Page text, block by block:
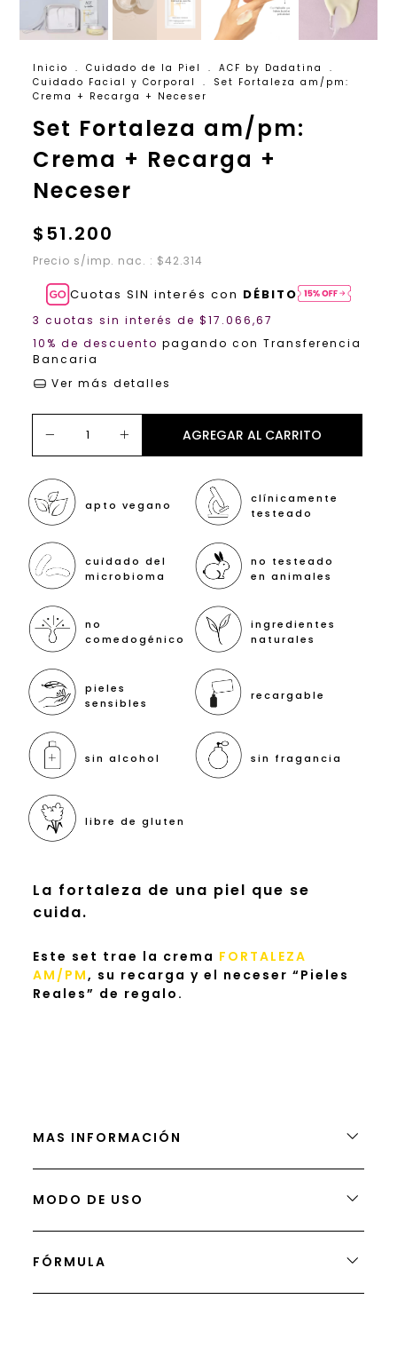
Inicio . Cuidado de la Piel . ACF by Dadatina
.
Cuidado Facial y Corporal
.
Set Fortaleza am/pm:
Crema + Recarga + Neceser
Set Fortaleza am/pm:
Crema + Recarga +
Neceser
$51.200
Precio s/imp. nac. : $42.314
Cuotas SIN interés con DÉBITO
3 cuotas sin interés de$17.066,67
10% de descuento pagando con Transferencia
Bancaria
Ver más detalles
apto vegano
clínicamente
testeado
cuidado del
microbioma
no testeado
en animales
no
comedogénico
ingredientes
naturales
pieles
sensibles
recargable
sin alcohol sin fragancia
libre de gluten
La fortaleza de una piel que se
cuida.
Este set trae la crema FORTALEZA
AM/PM, su recarga y el neceser “Pieles
Reales” de regalo.
MAS INFORMACIÓN
MODO DE USO
FÓRMULA